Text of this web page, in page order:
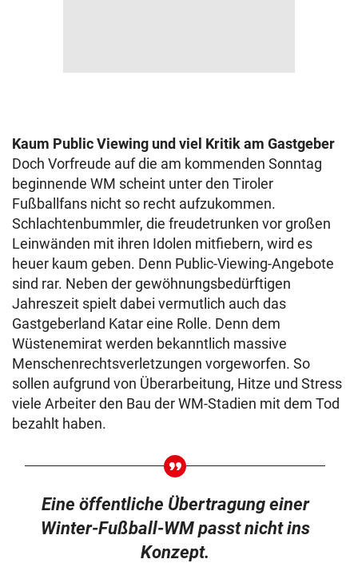
Kaum Public Viewing und viel Kritik am Gastgeber
Doch Vorfreude auf die am kommenden Sonntag
beginnende WM scheint unter den Tiroler
Fußballfans nicht so recht aufzukommen.
Schlachtenbummler, die freudetrunken vor großen
Leinwänden mit ihren Idolen mitfiebern, wird es
heuer kaum geben. Denn Public-Viewing-Angebote
sind rar. Neben der gewöhnungsbedürftigen
Jahreszeit spielt dabei vermutlich auch das
Gastgeberland Katar eine Rolle. Denn dem
Wüstenemirat werden bekanntlich massive
Menschenrechtsverletzungen vorgeworfen. So
sollen aufgrund von Überarbeitung, Hitze und Stress
viele Arbeiter den Bau der WM-Stadien mit dem Tod
bezahlt haben.
Eine öffentliche Übertragung einer
Winter-Fußball-WM passt nicht ins
Konzept.